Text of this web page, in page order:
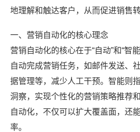
地理解和触达客户，从而促进销售
一、营销自动化的核心理念
营销自动化的核心在于“自动”和“智
自动完成营销任务，如邮件发送、
据管理等，减少人工干预。智能则
洞察，实现个性化的营销策略推荐
自动化，不仅可以扩大覆盖面，还
率。